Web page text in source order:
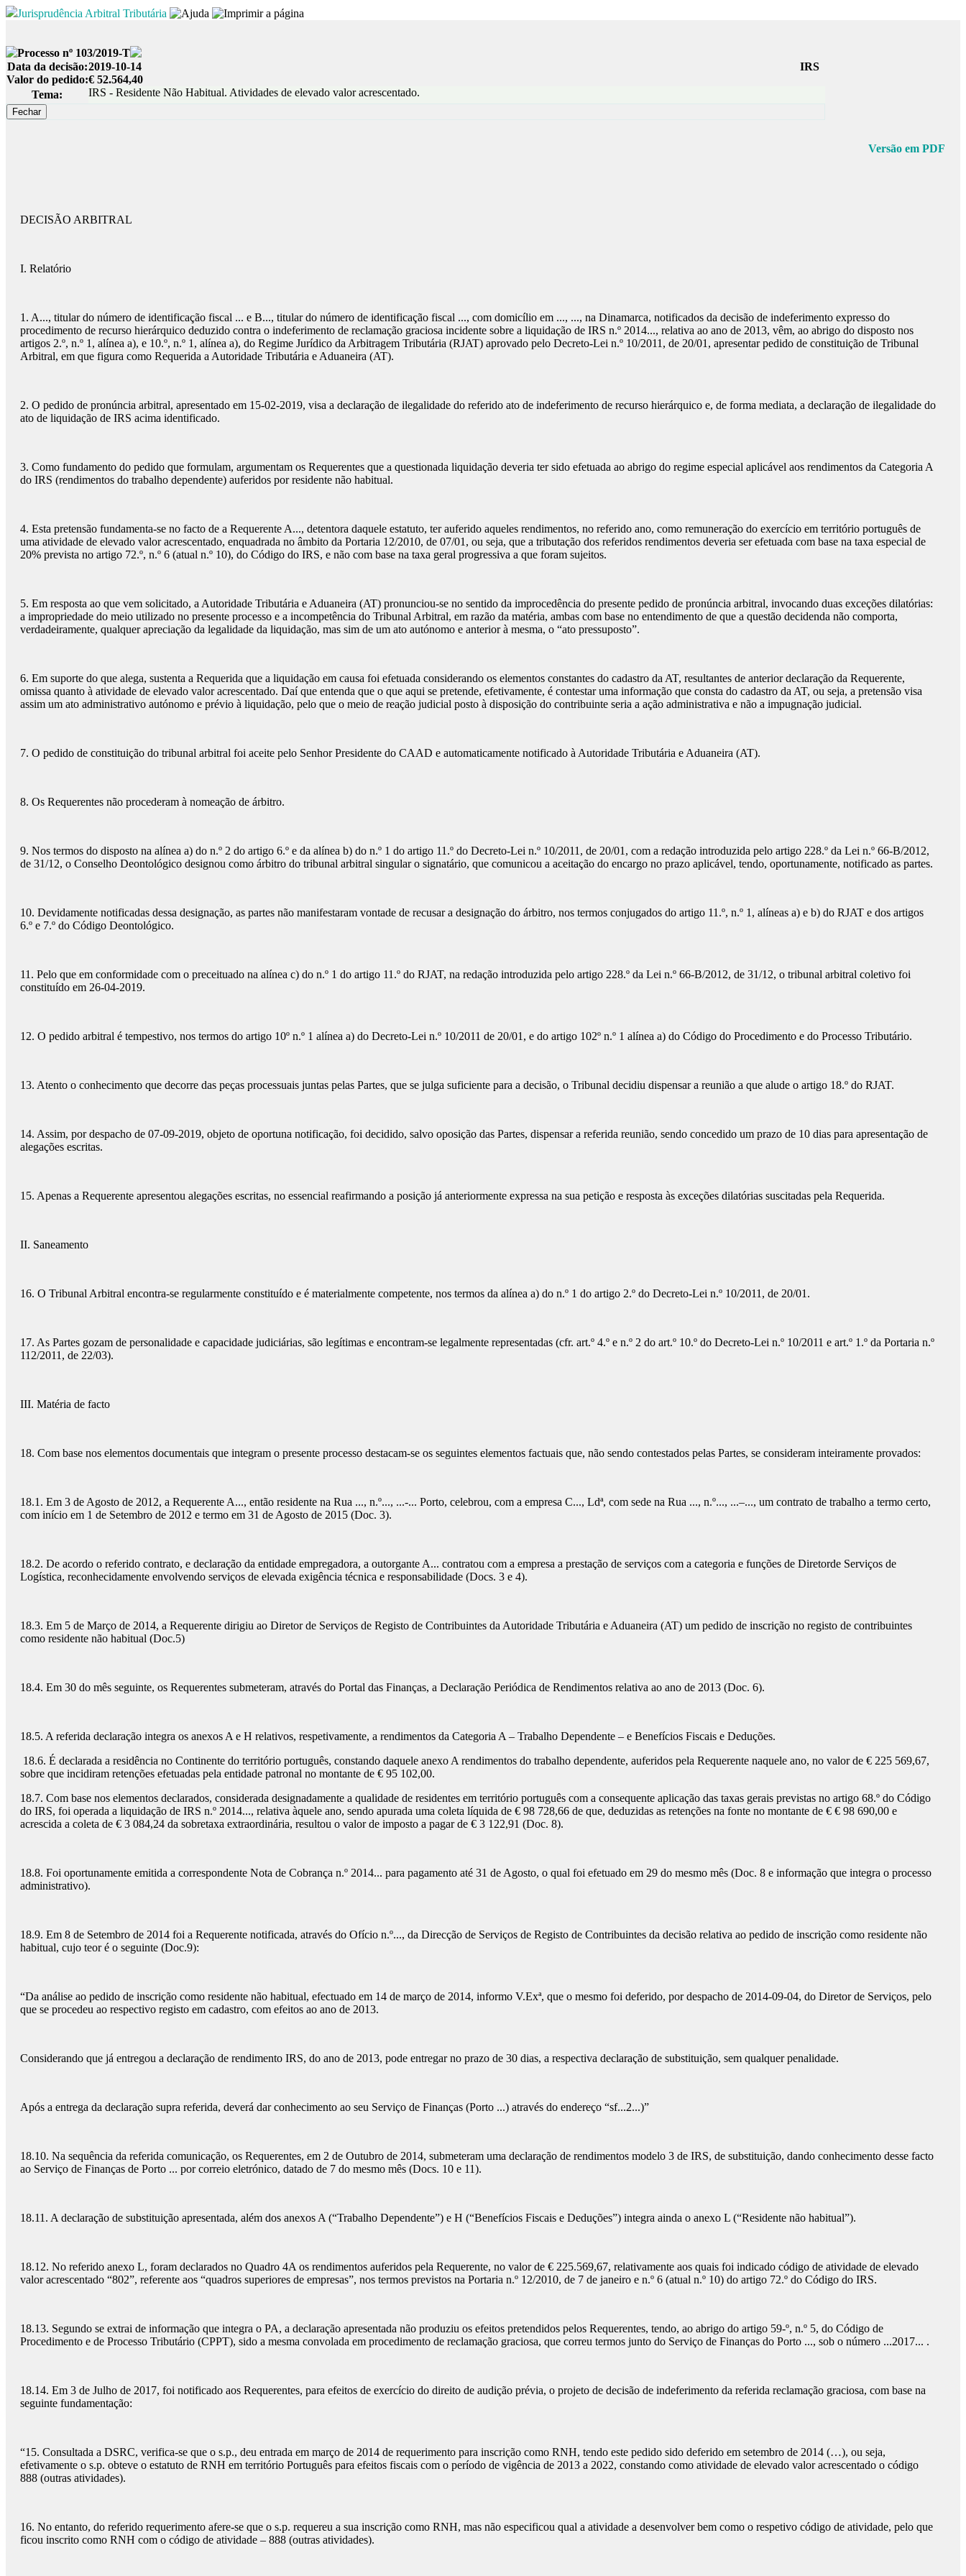
Jurisprudência Arbitral Tributária
Processo nº 103/2019-T
Data da decisão:2019-10-14
IRS
Valor do pedido:€ 52.564,40
Tema:
IRS - Residente Não Habitual. Atividades de elevado valor acrescentado.
Versão em PDF
DECISÃO ARBITRAL
I. Relatório
1. A..., titular do número de identificação fiscal ... e B..., titular do número de identificação fiscal ..., com domicílio em ..., ..., na Dinamarca, notificados da decisão de indeferimento expresso do
procedimento de recurso hierárquico deduzido contra o indeferimento de reclamação graciosa incidente sobre a liquidação de IRS n.º 2014..., relativa ao ano de 2013, vêm, ao abrigo do disposto nos
artigos 2.º, n.º 1, alínea a), e 10.º, n.º 1, alínea a), do Regime Jurídico da Arbitragem Tributária (RJAT) aprovado pelo Decreto-Lei n.º 10/2011, de 20/01, apresentar pedido de constituição de Tribunal
Arbitral, em que figura como Requerida a Autoridade Tributária e Aduaneira (AT).
2. O pedido de pronúncia arbitral, apresentado em 15-02-2019, visa a declaração de ilegalidade do referido ato de indeferimento de recurso hierárquico e, de forma mediata, a declaração de ilegalidade do
ato de liquidação de IRS acima identificado.
3. Como fundamento do pedido que formulam, argumentam os Requerentes que a questionada liquidação deveria ter sido efetuada ao abrigo do regime especial aplicável aos rendimentos da Categoria A
do IRS (rendimentos do trabalho dependente) auferidos por residente não habitual.
4. Esta pretensão fundamenta-se no facto de a Requerente A..., detentora daquele estatuto, ter auferido aqueles rendimentos, no referido ano, como remuneração do exercício em território português de
uma atividade de elevado valor acrescentado, enquadrada no âmbito da Portaria 12/2010, de 07/01, ou seja, que a tributação dos referidos rendimentos deveria ser efetuada com base na taxa especial de
20% prevista no artigo 72.º, n.º 6 (atual n.º 10), do Código do IRS, e não com base na taxa geral progressiva a que foram sujeitos.
5. Em resposta ao que vem solicitado, a Autoridade Tributária e Aduaneira (AT) pronunciou-se no sentido da improcedência do presente pedido de pronúncia arbitral, invocando duas exceções dilatórias:
a impropriedade do meio utilizado no presente processo e a incompetência do Tribunal Arbitral, em razão da matéria, ambas com base no entendimento de que a questão decidenda não comporta,
verdadeiramente, qualquer apreciação da legalidade da liquidação, mas sim de um ato autónomo e anterior à mesma, o “ato pressuposto”.
6. Em suporte do que alega, sustenta a Requerida que a liquidação em causa foi efetuada considerando os elementos constantes do cadastro da AT, resultantes de anterior declaração da Requerente,
omissa quanto à atividade de elevado valor acrescentado. Daí que entenda que o que aqui se pretende, efetivamente, é contestar uma informação que consta do cadastro da AT, ou seja, a pretensão visa
assim um ato administrativo autónomo e prévio à liquidação, pelo que o meio de reação judicial posto à disposição do contribuinte seria a ação administrativa e não a impugnação judicial.
7. O pedido de constituição do tribunal arbitral foi aceite pelo Senhor Presidente do CAAD e automaticamente notificado à Autoridade Tributária e Aduaneira (AT).
8. Os Requerentes não procederam à nomeação de árbitro.
9. Nos termos do disposto na alínea a) do n.º 2 do artigo 6.º e da alínea b) do n.º 1 do artigo 11.º do Decreto-Lei n.º 10/2011, de 20/01, com a redação introduzida pelo artigo 228.º da Lei n.º 66-B/2012,
de 31/12, o Conselho Deontológico designou como árbitro do tribunal arbitral singular o signatário, que comunicou a aceitação do encargo no prazo aplicável, tendo, oportunamente, notificado as partes.
10. Devidamente notificadas dessa designação, as partes não manifestaram vontade de recusar a designação do árbitro, nos termos conjugados do artigo 11.º, n.º 1, alíneas a) e b) do RJAT e dos artigos
6.º e 7.º do Código Deontológico.
11. Pelo que em conformidade com o preceituado na alínea c) do n.º 1 do artigo 11.º do RJAT, na redação introduzida pelo artigo 228.º da Lei n.º 66-B/2012, de 31/12, o tribunal arbitral coletivo foi
constituído em 26-04-2019.
12. O pedido arbitral é tempestivo, nos termos do artigo 10º n.º 1 alínea a) do Decreto-Lei n.º 10/2011 de 20/01, e do artigo 102º n.º 1 alínea a) do Código do Procedimento e do Processo Tributário.
13. Atento o conhecimento que decorre das peças processuais juntas pelas Partes, que se julga suficiente para a decisão, o Tribunal decidiu dispensar a reunião a que alude o artigo 18.º do RJAT.
14. Assim, por despacho de 07-09-2019, objeto de oportuna notificação, foi decidido, salvo oposição das Partes, dispensar a referida reunião, sendo concedido um prazo de 10 dias para apresentação de
alegações escritas.
15. Apenas a Requerente apresentou alegações escritas, no essencial reafirmando a posição já anteriormente expressa na sua petição e resposta às exceções dilatórias suscitadas pela Requerida.
II. Saneamento
16. O Tribunal Arbitral encontra-se regularmente constituído e é materialmente competente, nos termos da alínea a) do n.º 1 do artigo 2.º do Decreto-Lei n.º 10/2011, de 20/01.
17. As Partes gozam de personalidade e capacidade judiciárias, são legítimas e encontram-se legalmente representadas (cfr. art.º 4.º e n.º 2 do art.º 10.º do Decreto-Lei n.º 10/2011 e art.º 1.º da Portaria n.º
112/2011, de 22/03).
III. Matéria de facto
18. Com base nos elementos documentais que integram o presente processo destacam-se os seguintes elementos factuais que, não sendo contestados pelas Partes, se consideram inteiramente provados:
18.1. Em 3 de Agosto de 2012, a Requerente A..., então residente na Rua ..., n.º..., ...-... Porto, celebrou, com a empresa C..., Ldª, com sede na Rua ..., n.º..., ...–..., um contrato de trabalho a termo certo,
com início em 1 de Setembro de 2012 e termo em 31 de Agosto de 2015 (Doc. 3).
18.2. De acordo o referido contrato, e declaração da entidade empregadora, a outorgante A... contratou com a empresa a prestação de serviços com a categoria e funções de Diretorde Serviços de
Logística, reconhecidamente envolvendo serviços de elevada exigência técnica e responsabilidade (Docs. 3 e 4).
18.3. Em 5 de Março de 2014, a Requerente dirigiu ao Diretor de Serviços de Registo de Contribuintes da Autoridade Tributária e Aduaneira (AT) um pedido de inscrição no registo de contribuintes
como residente não habitual (Doc.5)
18.4. Em 30 do mês seguinte, os Requerentes submeteram, através do Portal das Finanças, a Declaração Periódica de Rendimentos relativa ao ano de 2013 (Doc. 6).
18.5. A referida declaração integra os anexos A e H relativos, respetivamente, a rendimentos da Categoria A – Trabalho Dependente – e Benefícios Fiscais e Deduções.
18.6. É declarada a residência no Continente do território português, constando daquele anexo A rendimentos do trabalho dependente, auferidos pela Requerente naquele ano, no valor de € 225 569,67,
sobre que incidiram retenções efetuadas pela entidade patronal no montante de € 95 102,00.
18.7. Com base nos elementos declarados, considerada designadamente a qualidade de residentes em território português com a consequente aplicação das taxas gerais previstas no artigo 68.º do Código
do IRS, foi operada a liquidação de IRS n.º 2014..., relativa àquele ano, sendo apurada uma coleta líquida de € 98 728,66 de que, deduzidas as retenções na fonte no montante de € € 98 690,00 e
acrescida a coleta de € 3 084,24 da sobretaxa extraordinária, resultou o valor de imposto a pagar de € 3 122,91 (Doc. 8).
18.8. Foi oportunamente emitida a correspondente Nota de Cobrança n.º 2014... para pagamento até 31 de Agosto, o qual foi efetuado em 29 do mesmo mês (Doc. 8 e informação que integra o processo
administrativo).
18.9. Em 8 de Setembro de 2014 foi a Requerente notificada, através do Ofício n.º..., da Direcção de Serviços de Registo de Contribuintes da decisão relativa ao pedido de inscrição como residente não
habitual, cujo teor é o seguinte (Doc.9):
“Da análise ao pedido de inscrição como residente não habitual, efectuado em 14 de março de 2014, informo V.Exª, que o mesmo foi deferido, por despacho de 2014-09-04, do Diretor de Serviços, pelo
que se procedeu ao respectivo registo em cadastro, com efeitos ao ano de 2013.
Considerando que já entregou a declaração de rendimento IRS, do ano de 2013, pode entregar no prazo de 30 dias, a respectiva declaração de substituição, sem qualquer penalidade.
Após a entrega da declaração supra referida, deverá dar conhecimento ao seu Serviço de Finanças (Porto ...) através do endereço “sf...2...)”
18.10. Na sequência da referida comunicação, os Requerentes, em 2 de Outubro de 2014, submeteram uma declaração de rendimentos modelo 3 de IRS, de substituição, dando conhecimento desse facto
ao Serviço de Finanças de Porto ... por correio eletrónico, datado de 7 do mesmo mês (Docs. 10 e 11).
18.11. A declaração de substituição apresentada, além dos anexos A (“Trabalho Dependente”) e H (“Benefícios Fiscais e Deduções”) integra ainda o anexo L (“Residente não habitual”).
18.12. No referido anexo L, foram declarados no Quadro 4A os rendimentos auferidos pela Requerente, no valor de € 225.569,67, relativamente aos quais foi indicado código de atividade de elevado
valor acrescentado “802”, referente aos “quadros superiores de empresas”, nos termos previstos na Portaria n.º 12/2010, de 7 de janeiro e n.º 6 (atual n.º 10) do artigo 72.º do Código do IRS.
18.13. Segundo se extrai de informação que integra o PA, a declaração apresentada não produziu os efeitos pretendidos pelos Requerentes, tendo, ao abrigo do artigo 59-º, n.º 5, do Código de
Procedimento e de Processo Tributário (CPPT), sido a mesma convolada em procedimento de reclamação graciosa, que correu termos junto do Serviço de Finanças do Porto ..., sob o número ...2017... .
18.14. Em 3 de Julho de 2017, foi notificado aos Requerentes, para efeitos de exercício do direito de audição prévia, o projeto de decisão de indeferimento da referida reclamação graciosa, com base na
seguinte fundamentação:
“15. Consultada a DSRC, verifica-se que o s.p., deu entrada em março de 2014 de requerimento para inscrição como RNH, tendo este pedido sido deferido em setembro de 2014 (…), ou seja,
efetivamente o s.p. obteve o estatuto de RNH em território Português para efeitos fiscais com o período de vigência de 2013 a 2022, constando como atividade de elevado valor acrescentado o código
888 (outras atividades).
16. No entanto, do referido requerimento afere-se que o s.p. requereu a sua inscrição como RNH, mas não especificou qual a atividade a desenvolver bem como o respetivo código de atividade, pelo que
ficou inscrito como RNH com o código de atividade – 888 (outras atividades).